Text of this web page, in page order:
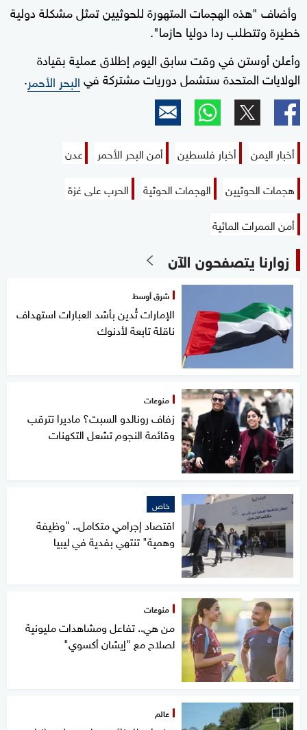
وأضاف "هذه الهجمات المتهورة للحوثيين تمثل مشكلة دولية
خطيرة وتتطلب ردا دوليا حازما".
وأعلن أوستن في وقت سابق اليوم إطلاق عملية بقيادة
الولايات المتحدة ستشمل دوريات مشتركة فيالبحر الأحمر.
أخبار اليمن أخبار فلسطين أمن البحر الأحمر
عدن
هجمات الحوثيين
الهجمات الحوثية
الحرب على غزة
أمن الممرات المائية
زوارنا يتصفحون الآن
شرق أوسط
الإمارات تُدين بأشد العبارات استهداف
ناقلة تابعة لأدنوك
منوعات
زفاف رونالدو السبت؟ ماديرا تترقب
وقائمة النجوم تشعل التكهنات
خاص
اقتصاد إجرامي متكامل.. "وظيفة
وهمية" تنتهي بفدية في ليبيا
منوعات
من هي.. تفاعل ومشاهدات مليونية
لصلاح مع "إيشان أكسوي"
عالم